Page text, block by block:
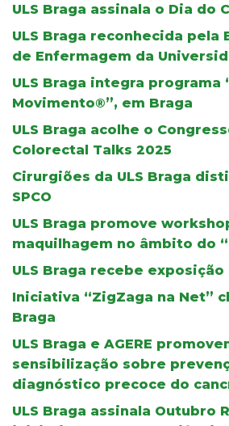
ULS Braga assinala o Dia do
ULS Braga reconhecida pela
de Enfermagem da
ULS Braga integra programa
Movimento®”, em Braga
ULS Braga acolhe o
Colorectal Talks 2025
Cirurgiões da ULS Braga
SPCO
ULS Braga promove
maquilhagem no âmbito do
ULS Braga recebe
Iniciativa “ZigZaga na Net”
Braga
ULS Braga e AGERE
sensibilização sobre
diagnóstico precoce do
ULS Braga assinala Outubro